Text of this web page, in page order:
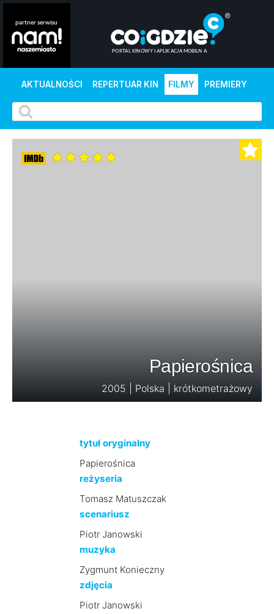
AKTUALNOŚCI REPERTUAR KIN FILMY PREMIERY
Papierośnica
2005 | Polska | krótkometrażowy
tytuł oryginalny
Papierośnica
reżyseria
Tomasz Matuszczak
scenariusz
Piotr Janowski
muzyka
Zygmunt Konieczny
zdjęcia
Piotr Janowski